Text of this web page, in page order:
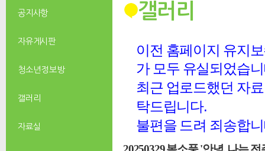
공지사항
자유게시판
청소년 정보방
갤러리
자료실
갤러리
이전 홈페이지 유지
가 모두 유실되었습
최근 업로드했던 자
탁드립니다.
불편을 드려 죄송합